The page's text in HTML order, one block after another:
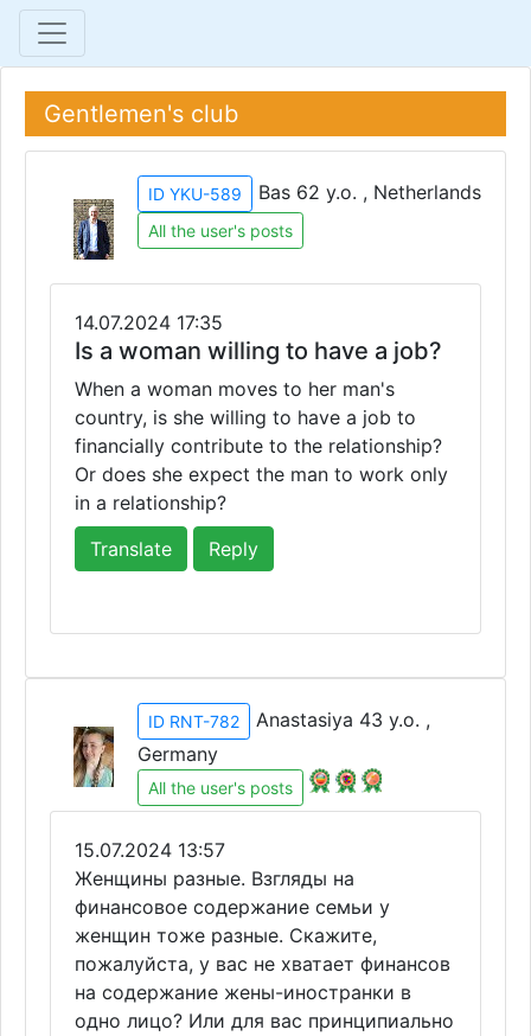
Gentlemen's club
ID YKU-589 Bas 62 y.o. , Netherlands
All the user's posts
14.07.2024 17:35
Is a woman willing to have a job?
When a woman moves to her man's
country, is she willing to have a job to
financially contribute to the relationship?
Or does she expect the man to work only
in a relationship?
Translate
Reply
ID RNT-782
Anastasiya 43 y.o. ,
Germany
All the user's posts
15.07.2024 13:57
Женщины разные. Взгляды на
финансовое содержание семьи у
женщин тоже разные. Скажите,
пожалуйста, у вас не хватает финансов
на содержание жены-иностранки в
одно лицо? Или для вас принципиально